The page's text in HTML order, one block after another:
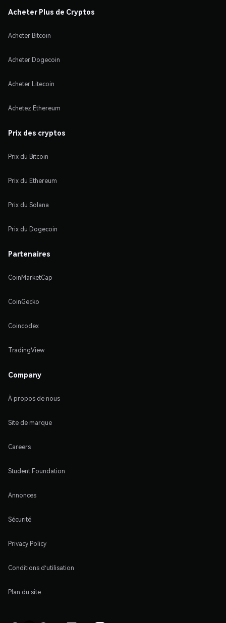
Acheter Plus de Cryptos
Acheter Bitcoin
Acheter Dogecoin
Acheter Litecoin
Achetez Ethereum
Prix des cryptos
Prix du Bitcoin
Prix du Ethereum
Prix du Solana
Prix du Dogecoin
Partenaires
CoinMarketCap
CoinGecko
Coincodex
TradingView
Company
À propos de nous
Site de marque
Careers
Student Foundation
Annonces
Sécurité
Privacy Policy
Conditions d'utilisation
Plan du site